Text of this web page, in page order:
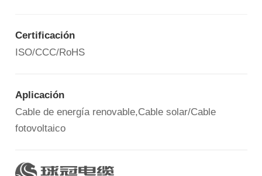
Certificación
ISO/CCC/RoHS
Aplicación
Cable de energía renovable,Cable solar/Cable
fotovoltaico